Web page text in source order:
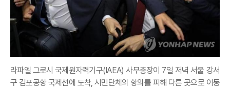
라파엘 그로시 국제원자력기구(IAEA) 사무총장이 7일 저녁 서울 강서
구 김포공항 국제선에 도착, 시민단체의 항의를 피해 다른 곳으로 이동